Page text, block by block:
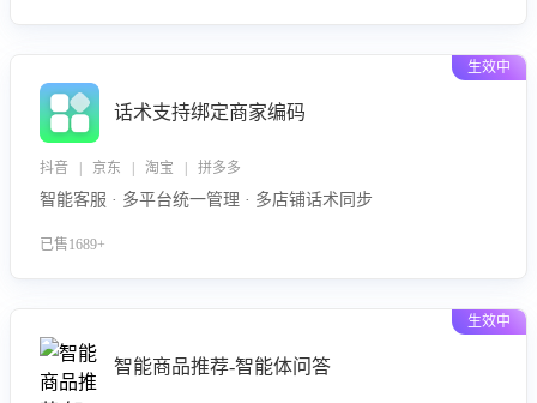
生效中
话术支持绑定商家编码
抖音 | 京东 | 淘宝 | 拼多多
智能客服 · 多平台统一管理 · 多店铺话术同步
已售1689+
生效中
智能商品推荐-智能体问答